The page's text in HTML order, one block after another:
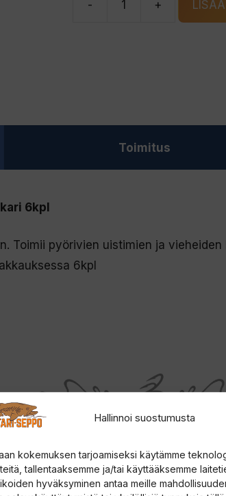
Hallinnoi suostumusta
kokemuksen tarjoamiseksi käytämme
tallentaaksemme ja/tai käyttääksemme
hyväksyminen antaa meille
- +
Toimitus
6kpl
Toimii pyörivien uistimien ja vieheiden
6kpl